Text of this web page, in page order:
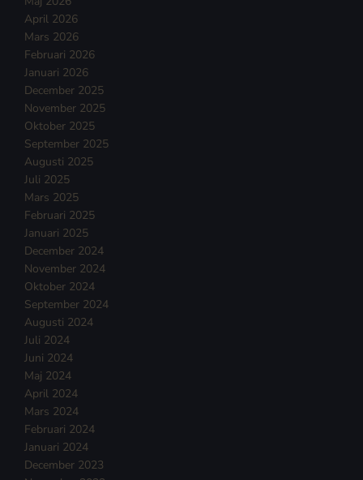
April 2026
Mars 2026
Februari 2026
Januari 2026
December 2025
November 2025
Oktober 2025
September 2025
Augusti 2025
Juli 2025
Mars 2025
Februari 2025
Januari 2025
December 2024
November 2024
Oktober 2024
September 2024
Augusti 2024
Juli 2024
Juni 2024
Maj 2024
April 2024
Mars 2024
Februari 2024
Januari 2024
December 2023